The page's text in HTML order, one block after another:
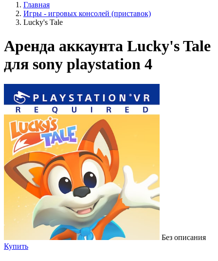
Главная
Игры - игровых консолей (приставок)
Lucky's Tale
Аренда аккаунта Lucky's Tale
для sony playstation 4
Без описания
Купить